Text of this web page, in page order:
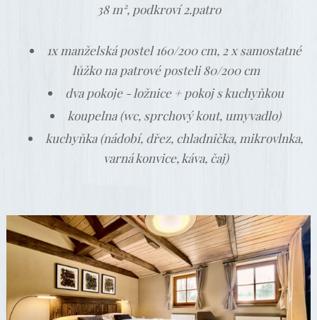
38 m², podkroví 2.patro
1x manželská postel 160/200 cm, 2 x samostatné
lůžko na patrové posteli 80/200 cm
dva pokoje - ložnice + pokoj s kuchyňkou
koupelna (wc, sprchový kout, umyvadlo)
kuchyňka (nádobí, dřez, chladnička, mikrovlnka,
varná konvice, káva, čaj)